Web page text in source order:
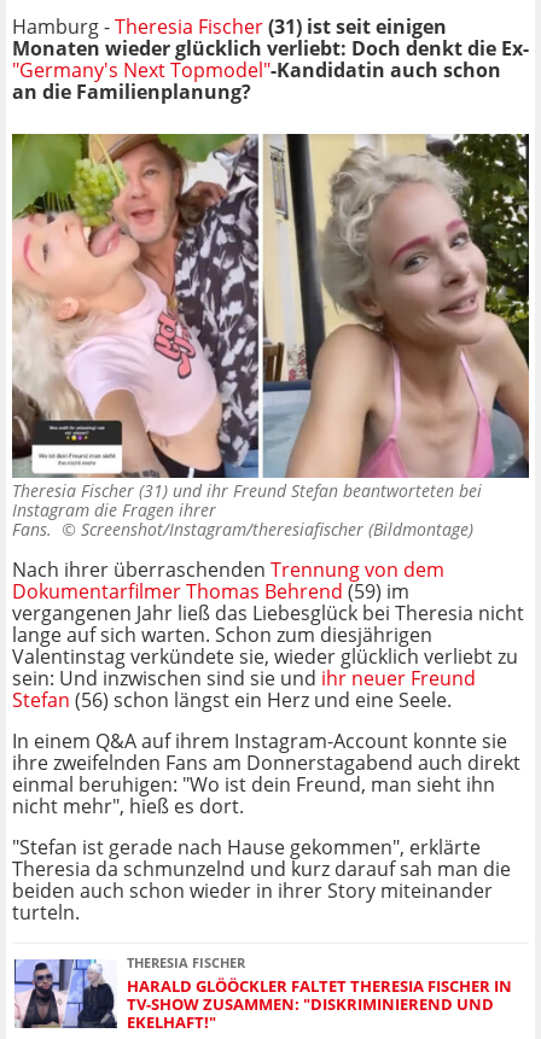
Hamburg -Theresia Fischer(31) ist seit einigen
Monaten wieder glücklich verliebt: Doch denkt die Ex-
"Germany's Next Topmodel"-Kandidatin auch schon
an die Familienplanung?
Theresia Fischer (31) und ihr Freund Stefan beantworteten bei
Instagram die Fragen ihrer
Fans. © Screenshot/Instagram/theresiafischer (Bildmontage)
Nach ihrer überraschenden Trennung von dem
Dokumentarfilmer Thomas Behrend (59) im
vergangenen Jahr ließ das Liebesglück bei Theresia nicht
lange auf sich warten. Schon zum diesjährigen
Valentinstag verkündete sie, wieder glücklich verliebt zu
sein: Und inzwischen sind sie und ihr neuer Freund
Stefan (56) schon längst ein Herz und eine Seele.
In einem Q&A auf ihrem Instagram-Account konnte sie
ihre zweifelnden Fans am Donnerstagabend auch direkt
einmal beruhigen: "Wo ist dein Freund, man sieht ihn
nicht mehr", hieß es dort.
"Stefan ist gerade nach Hause gekommen", erklärte
Theresia da schmunzelnd und kurz darauf sah man die
beiden auch schon wieder in ihrer Story miteinander
turteln.
THERESIA FISCHER
HARALD GLÖÖCKLER FALTET THERESIA FISCHER IN
TV-SHOW ZUSAMMEN: "DISKRIMINIEREND UND
EKELHAFT!"